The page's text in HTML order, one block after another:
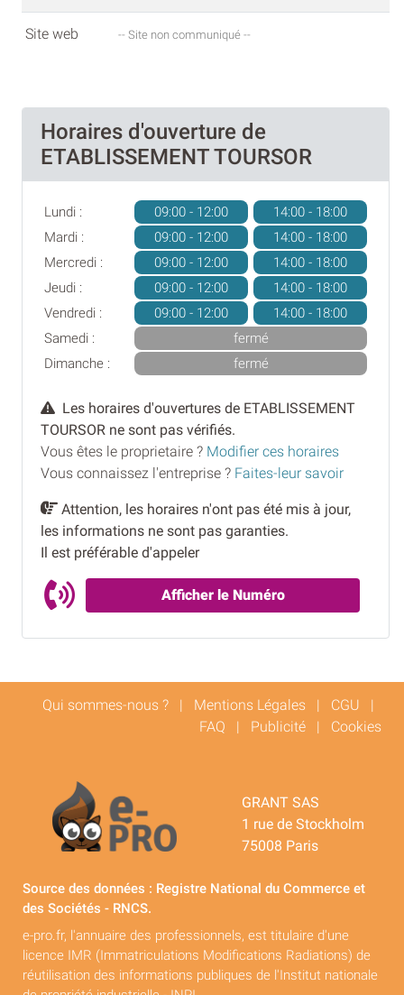
Site web -- Site non communiqué --
Horaires d'ouverture de
ETABLISSEMENT TOURSOR
Lundi : 09:00 - 12:00
14:00 - 18:00
Mardi :
09:00 - 12:00
14:00 - 18:00
Mercredi :
09:00 - 12:00
14:00 - 18:00
Jeudi :
09:00 - 12:00
14:00 - 18:00
Vendredi :
09:00 - 12:00
14:00 - 18:00
Samedi :
fermé
Dimanche :
fermé
Les horaires d'ouvertures de ETABLISSEMENT
TOURSOR ne sont pas vérifiés.
Vous êtes le proprietaire ? Modifier ces horaires
Vous connaissez l'entreprise ? Faites-leur savoir
Attention, les horaires n'ont pas été mis à jour,
les informations ne sont pas garanties.
Il est préférable d'appeler
Afficher le Numéro
Qui sommes-nous ? | Mentions Légales | CGU |
FAQ | Publicité | Cookies
GRANT SAS
1 rue de Stockholm
75008 Paris
Source des données : Registre National du Commerce et
des Sociétés - RNCS.
e-pro.fr, l'annuaire des professionnels, est titulaire d'une
licence IMR (Immatriculations Modifications Radiations) de
réutilisation des informations publiques de l'Institut nationale